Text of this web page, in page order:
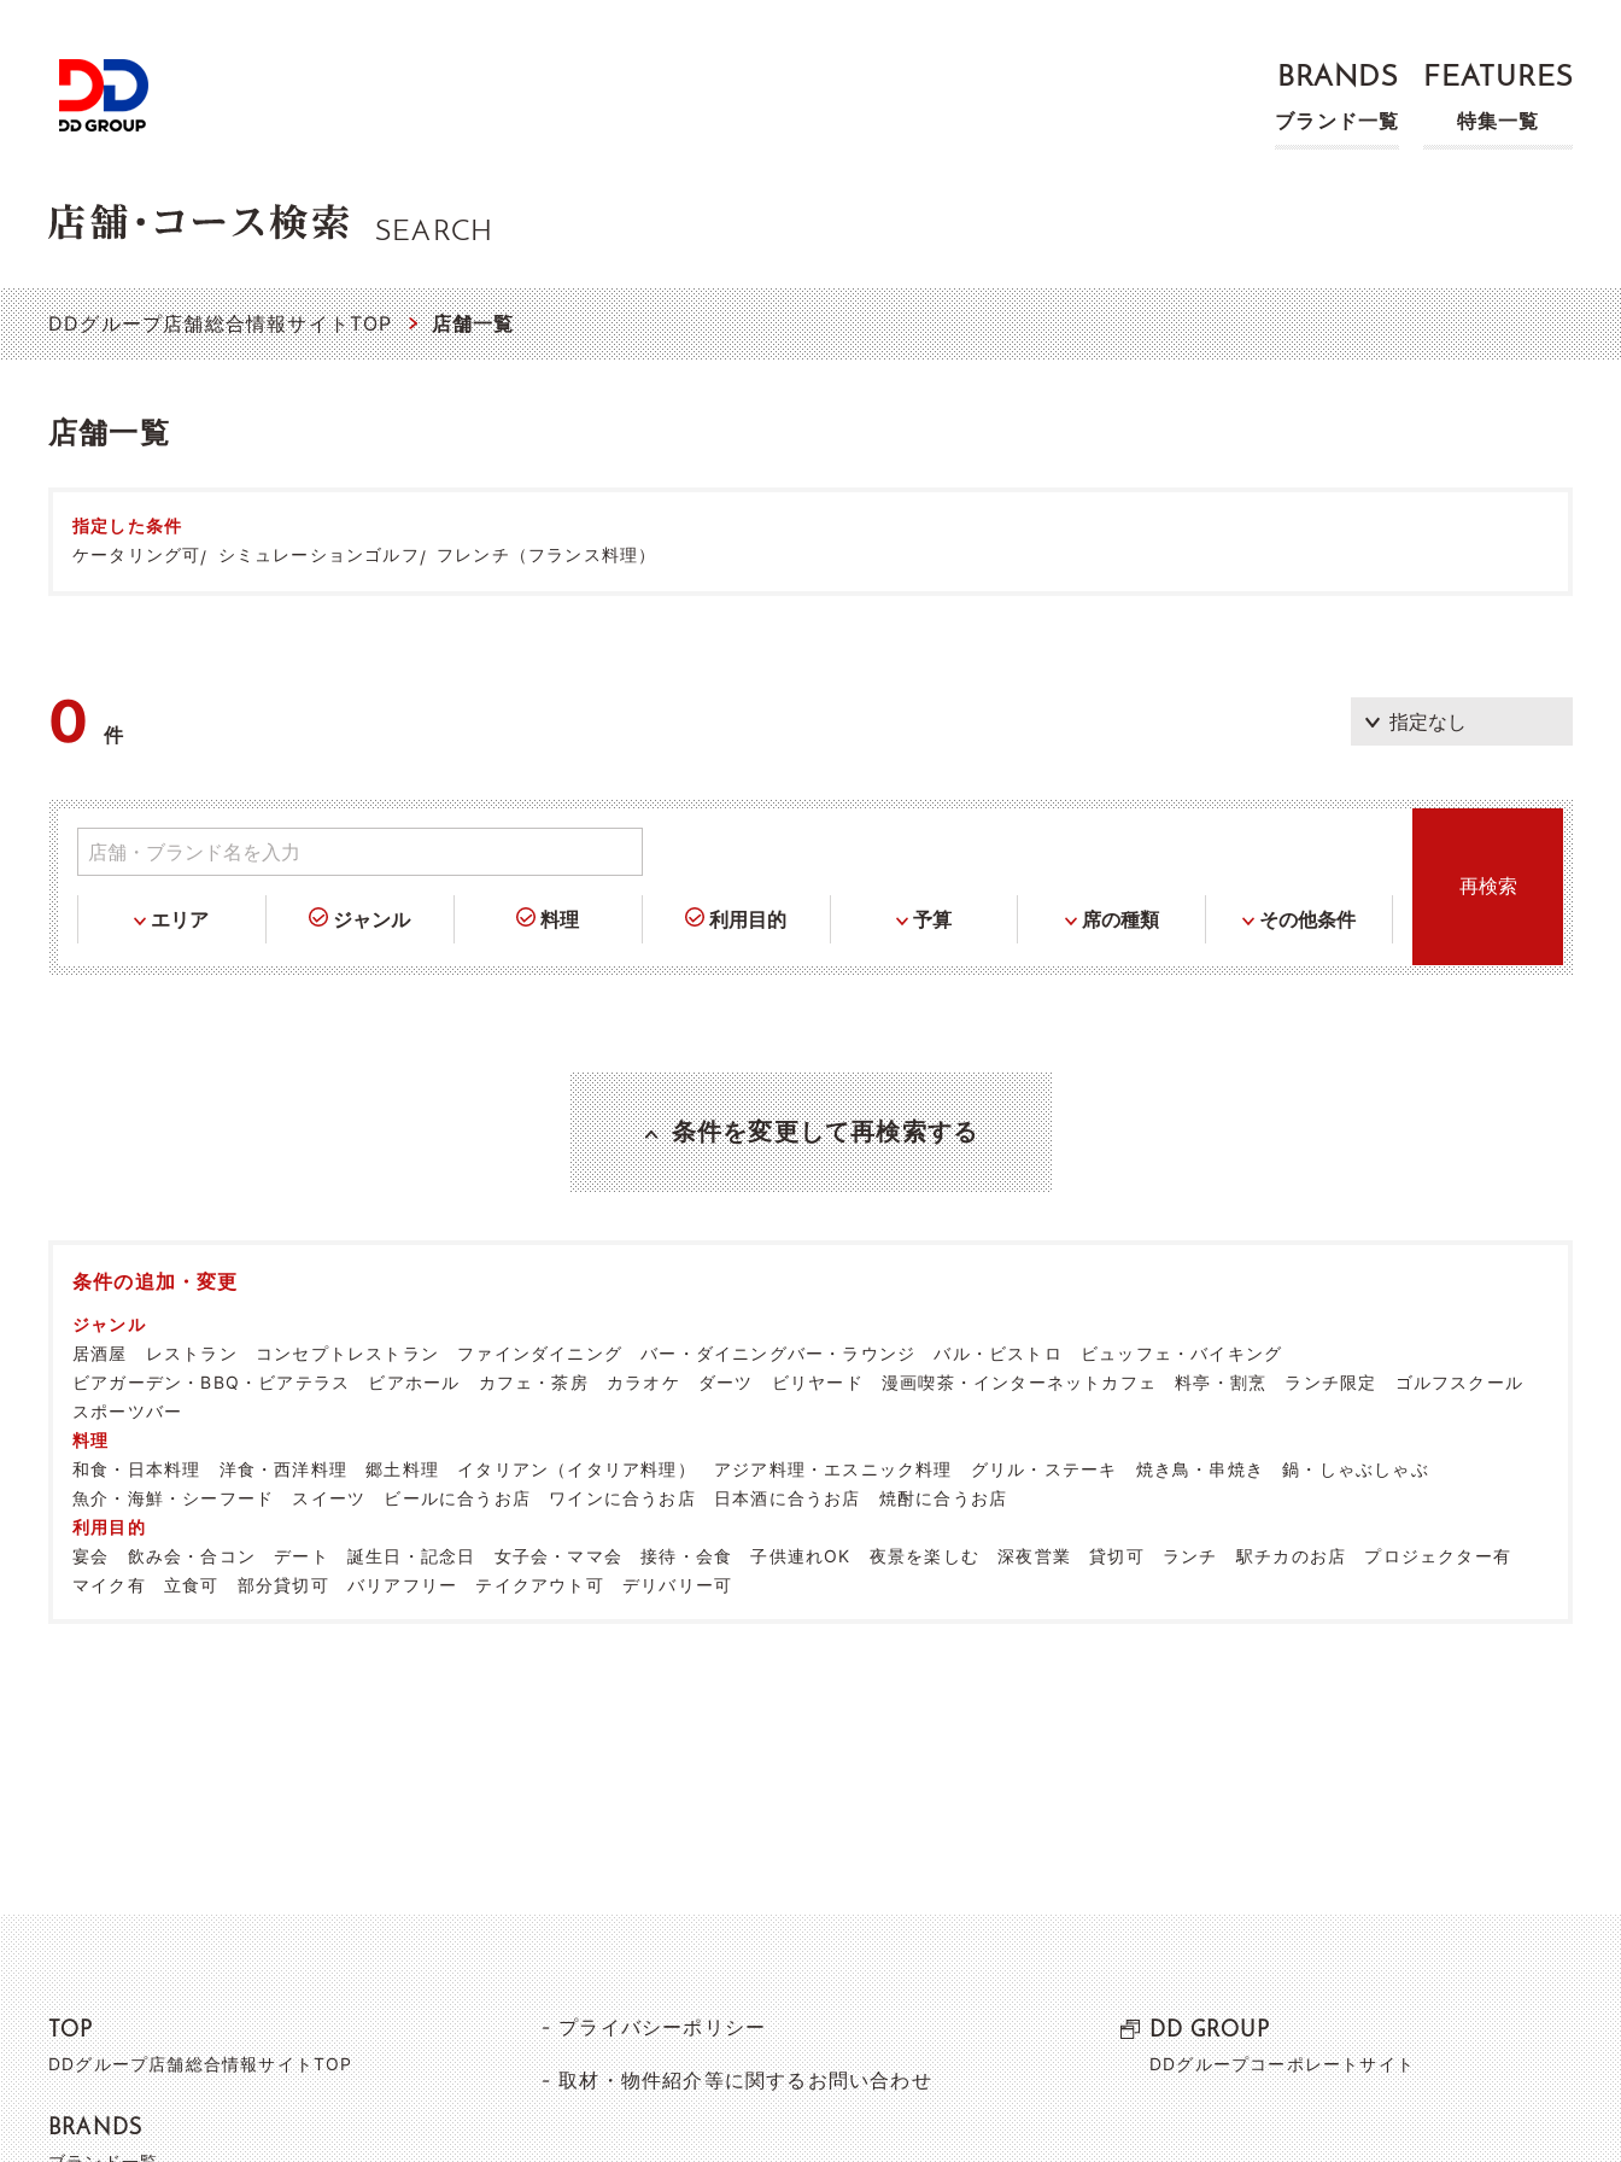
BRANDS
ブランド一覧
FEATURES
特集一覧
SEARCH
DDグループ店舗総合情報サイトTOP 店舗一覧
店舗一覧
指定した条件
ケータリング可
シミュレーションゴルフ フレンチ（フランス料理）
0件
エリア ジャンル 料理 利用目的 予算 席の種類 その他条件
条件を変更して再検索する
条件の追加・変更
ジャンル
居酒屋
レストラン コンセプトレストラン ファインダイニング バー・ダイニングバー・ラウンジ バル・ビストロ
ビュッフェ・バイキング
ビアガーデン・BBQ・ビアテラス
ビアホール カフェ・茶房 カラオケ ダーツ ビリヤード 漫画喫茶・インターネットカフェ 料亭・割烹 ランチ限定
ゴルフスクール
スポーツバー
料理
和食・日本料理
洋食・西洋料理 郷土料理 イタリアン（イタリア料理） アジア料理・エスニック料理 グリル・ステーキ 焼き鳥・串焼き
鍋・しゃぶしゃぶ
魚介・海鮮・シーフード
スイーツ ビールに合うお店 ワインに合うお店 日本酒に合うお店
焼酎に合うお店
利用目的
宴会
飲み会・合コン デート 誕生日・記念日 女子会・ママ会 接待・会食 子供連れOK 夜景を楽しむ 深夜営業 貸切可 ランチ 駅チカのお店
プロジェクター有
マイク有
立食可 部分貸切可 バリアフリー テイクアウト可 デリバリー可
TOP
DDグループ店舗総合情報サイトTOP
BRANDS
プライバシーポリシー
取材・物件紹介等に関するお問い合わせ
DD GROUP
DDグループコーポレートサイト